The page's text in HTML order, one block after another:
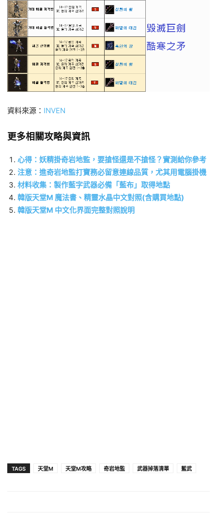
資料來源： INVEN
更多相關攻略與資訊
心得：妖精掛奇岩地監，要搶怪還是不搶怪？實測給你參考
注意：進奇岩地監打寶務必留意連線品質，尤其用電腦掛機
材料收集：製作藍字武器必備「藍布」取得地點
韓版天堂M 魔法書、精靈水晶中文對照(含購買地點)
韓版天堂M 中文化界面完整對照說明
TAGS 天堂M 天堂M攻略 奇岩地監 武器掉落清單 藍武